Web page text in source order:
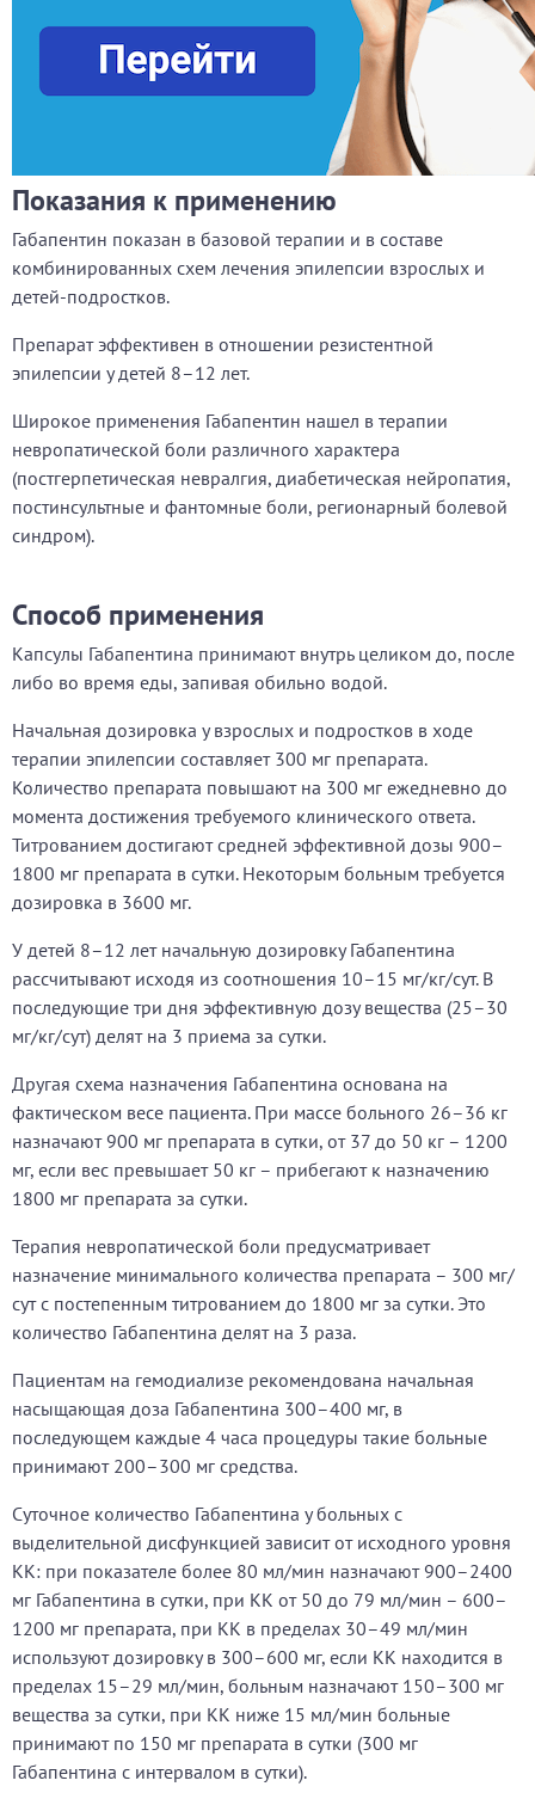
Показания к применению
Габапентин показан в базовой терапии и в составе
комбинированных схем лечения эпилепсии взрослых и
детей-подростков.
Препарат эффективен в отношении резистентной
эпилепсии у детей 8–12 лет.
Широкое применения Габапентин нашел в терапии
невропатической боли различного характера
(постгерпетическая невралгия, диабетическая нейропатия,
постинсультные и фантомные боли, регионарный болевой
синдром).
Способ применения
Капсулы Габапентина принимают внутрь целиком до, после
либо во время еды, запивая обильно водой.
Начальная дозировка у взрослых и подростков в ходе
терапии эпилепсии составляет 300 мг препарата.
Количество препарата повышают на 300 мг ежедневно до
момента достижения требуемого клинического ответа.
Титрованием достигают средней эффективной дозы 900–
1800 мг препарата в сутки. Некоторым больным требуется
дозировка в 3600 мг.
У детей 8–12 лет начальную дозировку Габапентина
рассчитывают исходя из соотношения 10–15 мг/кг/сут. В
последующие три дня эффективную дозу вещества (25–30
мг/кг/сут) делят на 3 приема за сутки.
Другая схема назначения Габапентина основана на
фактическом весе пациента. При массе больного 26–36 кг
назначают 900 мг препарата в сутки, от 37 до 50 кг – 1200
мг, если вес превышает 50 кг – прибегают к назначению
1800 мг препарата за сутки.
Терапия невропатической боли предусматривает
назначение минимального количества препарата – 300 мг/
сут с постепенным титрованием до 1800 мг за сутки. Это
количество Габапентина делят на 3 раза.
Пациентам на гемодиализе рекомендована начальная
насыщающая доза Габапентина 300–400 мг, в
последующем каждые 4 часа процедуры такие больные
принимают 200–300 мг средства.
Суточное количество Габапентина у больных с
выделительной дисфункцией зависит от исходного уровня
КК: при показателе более 80 мл/мин назначают 900–2400
мг Габапентина в сутки, при КК от 50 до 79 мл/мин – 600–
1200 мг препарата, при КК в пределах 30–49 мл/мин
используют дозировку в 300–600 мг, если КК находится в
пределах 15–29 мл/мин, больным назначают 150–300 мг
вещества за сутки, при КК ниже 15 мл/мин больные
принимают по 150 мг препарата в сутки (300 мг
Габапентина с интервалом в сутки).